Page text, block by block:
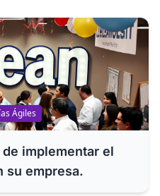
Ágiles
implementar el
su empresa.